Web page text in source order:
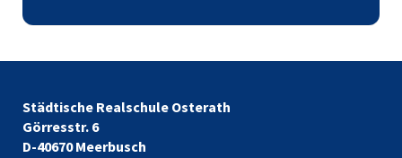
Städtische Realschule Osterath
Görresstr. 6
D-40670 Meerbusch